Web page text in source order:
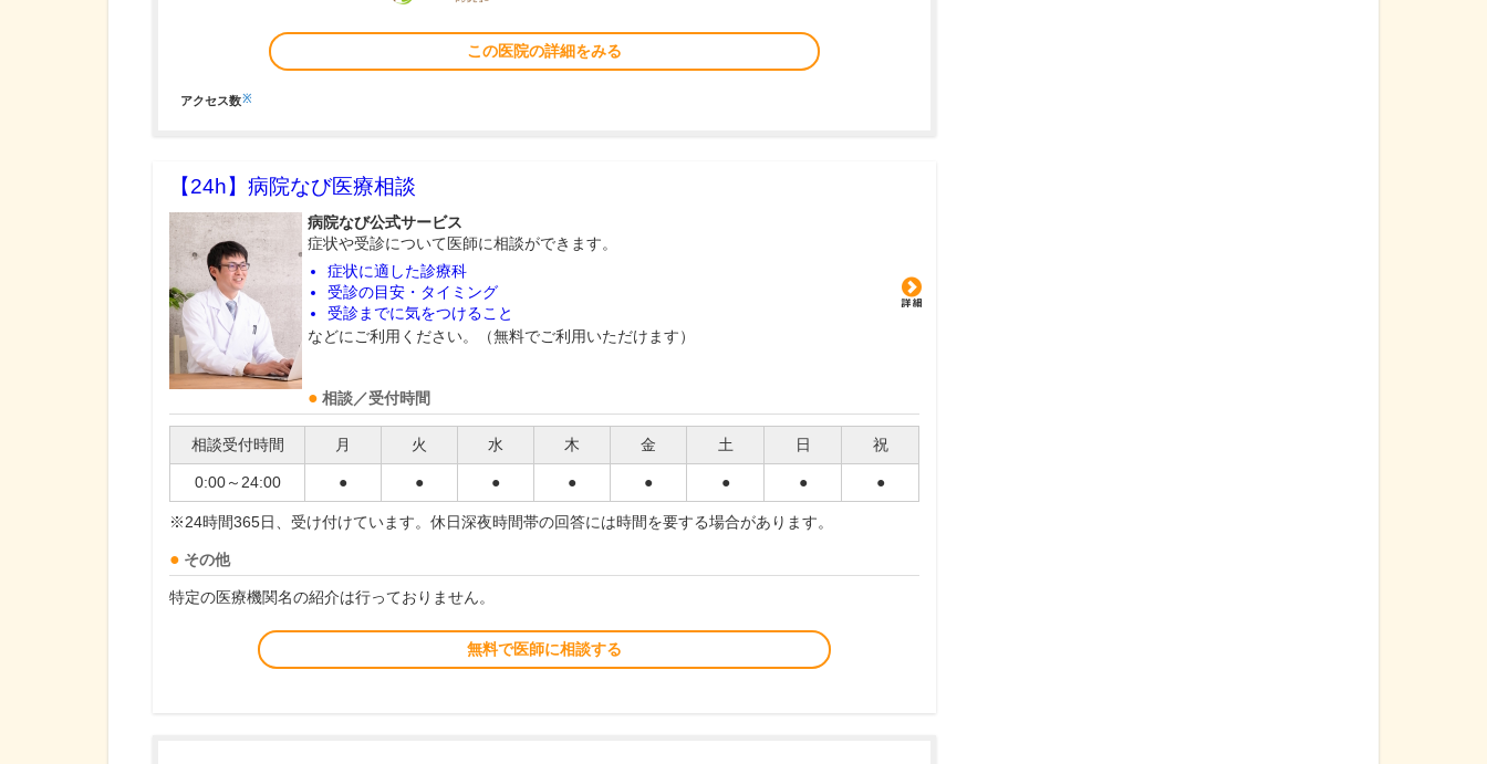
この医院の詳細をみる
アクセス数※
【24h】 病院なび医療相談
病院なび公式サービス
症状や受診について医師に相談ができます。
症状に適した診療科
受診の目安・タイミング
受診までに気をつけること
などにご利用ください。（無料でご利用いただけます）
相談／受付時間
相談受付時間 月 火 水 木 金 土 日 祝
0:00～24:00 ● ● ● ● ● ● ● ●
※24時間365日、受け付けています。休日深夜時間帯の回答には時間を要する場合があります。
その他
特定の医療機関名の紹介は行っておりません。
無料で医師に相談する